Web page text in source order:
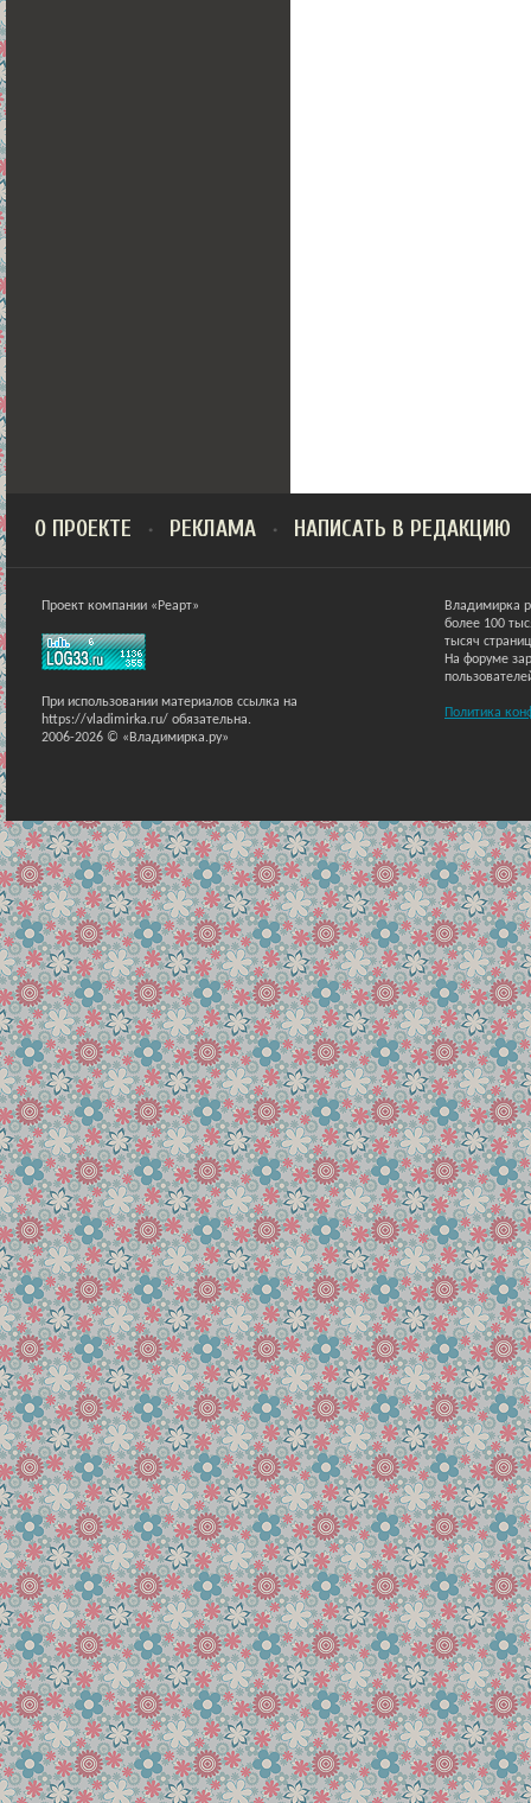
О ПРОЕКТЕ РЕКЛАМА НАПИСАТЬ В РЕДАКЦИЮ
Проект компании «Реарт»
При использовании материалов ссылка на
https://vladimirka.ru/ обязательна.
2006-2026 © «Владимирка.ру»
Владимирка
более 100
тысяч
На форуме
Политика